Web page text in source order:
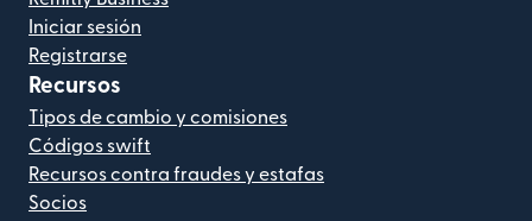
Iniciar sesión
Registrarse
Recursos
Tipos de cambio y comisiones
Códigos swift
Recursos contra fraudes y estafas
Socios